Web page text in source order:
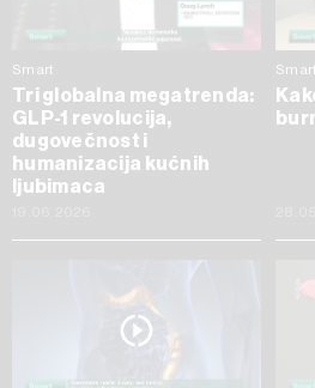
Smart
Tri globalna megatrenda:
GLP-1 revolucija,
dugovečnost i
humanizacija kućnih
ljubimaca
Smart